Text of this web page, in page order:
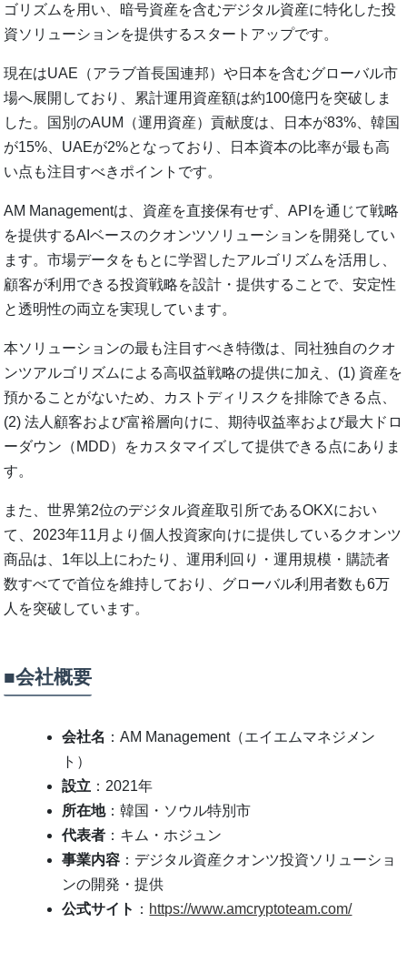
ゴリズムを用い、暗号資産を含むデジタル資産に特化した投
資ソリューションを提供するスタートアップです。
現在はUAE（アラブ首長国連邦）や日本を含むグローバル市
場へ展開しており、累計運用資産額は約100億円を突破しま
した。国別のAUM（運用資産）貢献度は、日本が83%、韓国
が15%、UAEが2%となっており、日本資本の比率が最も高
い点も注目すべきポイントです。
AM Managementは、資産を直接保有せず、APIを通じて戦略
を提供するAIベースのクオンツソリューションを開発してい
ます。市場データをもとに学習したアルゴリズムを活用し、
顧客が利用できる投資戦略を設計・提供することで、安定性
と透明性の両立を実現しています。
本ソリューションの最も注目すべき特徴は、同社独自のクオ
ンツアルゴリズムによる高収益戦略の提供に加え、(1) 資産を
預かることがないため、カストディリスクを排除できる点、
(2) 法人顧客および富裕層向けに、期待収益率および最大ドロ
ーダウン（MDD）をカスタマイズして提供できる点にありま
す。
また、世界第2位のデジタル資産取引所であるOKXにおい
て、2023年11月より個人投資家向けに提供しているクオンツ
商品は、1年以上にわたり、運用利回り・運用規模・購読者
数すべてで首位を維持しており、グローバル利用者数も6万
人を突破しています。
■会社概要
会社名 ：AM Management（エイエムマネジメン
ト）
設立 ：2021年
所在地：韓国・ソウル特別市
代表者 ：キム・ホジュン
事業内容 ：デジタル資産クオンツ投資ソリューショ
ンの開発・提供
公式サイト ： https://www.amcryptoteam.com/